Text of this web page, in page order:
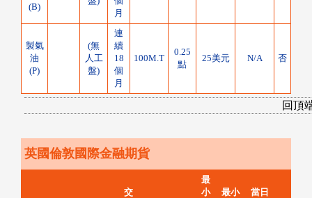
(B)
月
製氣
油
(P)
(無
人工
盤)
連
續
18
個
月
100M.T
0.25
點
25美元 N/A 否
回頂
英國倫敦國際金融期貨
交
最
小
最小
當日